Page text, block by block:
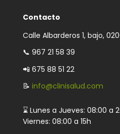
Contacto
Calle Albarderos 1, bajo,
📞 967 21 58 39
📲 675 88 51 22
📝 info@clinisalud.com
⌛ Lunes a Jueves: 08:00 a
Viernes: 08:00 a 15h